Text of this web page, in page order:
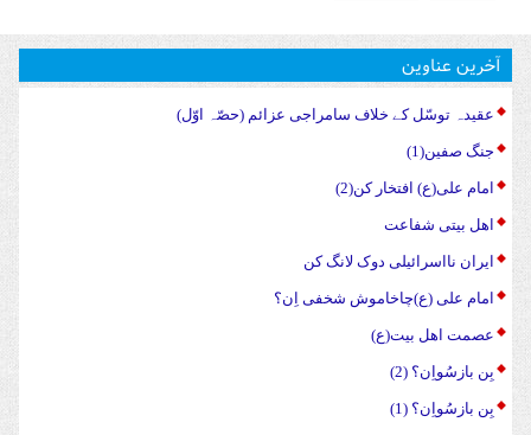
آخرین عناوین
عقیدہ توسّل کے خلاف سامراجی عزائم (حصّہ اوّل)
جنگ صفین(1)
امام علی(ع) افتخار کن(2)
اهل بیتی شفاعت
ایران نااسرائیلی دوک لانگ کن
امام علی (ع)چاخاموش شخفی اِن؟
عصمت اهل بیت(ع)
بِن بازسُواِن؟ (2)
بِن بازسُواِن؟ (1)